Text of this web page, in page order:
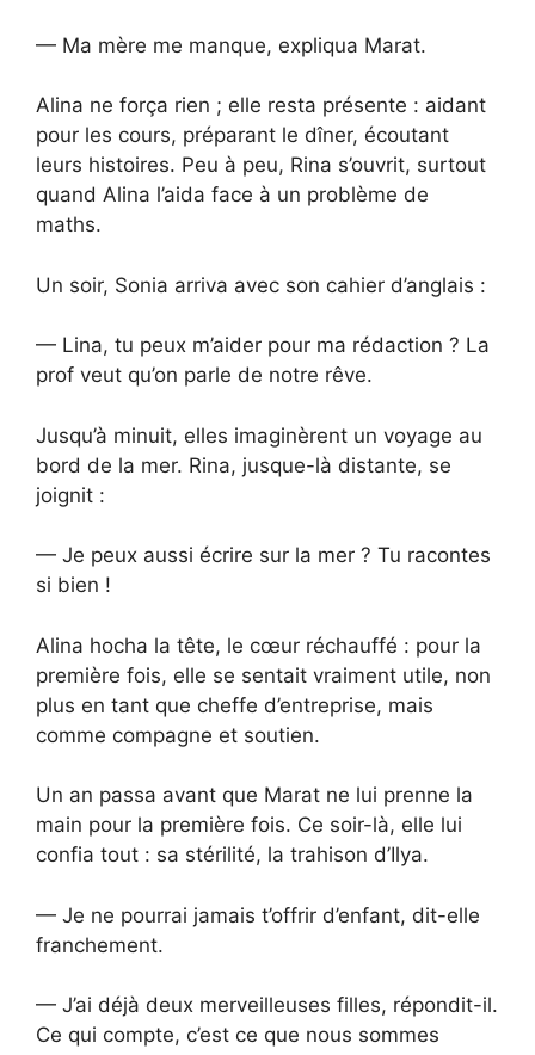
— Ma mère me manque, expliqua Marat.
Alina ne força rien ; elle resta présente : aidant
pour les cours, préparant le dîner, écoutant
leurs histoires. Peu à peu, Rina s’ouvrit, surtout
quand Alina l’aida face à un problème de
maths.
Un soir, Sonia arriva avec son cahier d’anglais :
— Lina, tu peux m’aider pour ma rédaction ? La
prof veut qu’on parle de notre rêve.
Jusqu’à minuit, elles imaginèrent un voyage au
bord de la mer. Rina, jusque-là distante, se
joignit :
— Je peux aussi écrire sur la mer ? Tu racontes
si bien !
Alina hocha la tête, le cœur réchauffé : pour la
première fois, elle se sentait vraiment utile, non
plus en tant que cheffe d’entreprise, mais
comme compagne et soutien.
Un an passa avant que Marat ne lui prenne la
main pour la première fois. Ce soir-là, elle lui
confia tout : sa stérilité, la trahison d’Ilya.
— Je ne pourrai jamais t’offrir d’enfant, dit-elle
franchement.
— J’ai déjà deux merveilleuses filles, répondit-il.
Ce qui compte, c’est ce que nous sommes